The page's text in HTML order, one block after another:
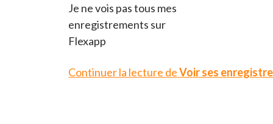
Je ne vois pas tous mes
enregistrements sur
Flexapp
Continuer la lecture deVoir ses